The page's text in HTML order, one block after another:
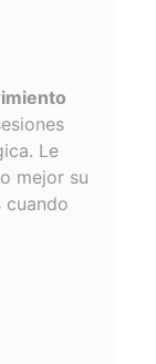
Le
mejor su
cuando